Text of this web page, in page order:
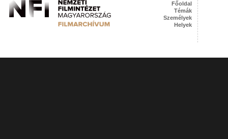
Főoldal
Témák
Személyek
Helyek